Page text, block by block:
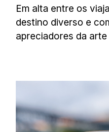
Em alta entre os
destino diverso e
apreciadores da arte